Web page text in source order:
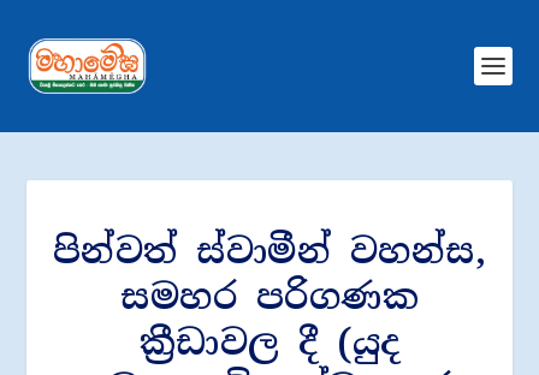
පින්වත් ස්වාමීන් වහන්ස,
සමහර පරිගණක
ක්‍රීඩාවල දී (යුද